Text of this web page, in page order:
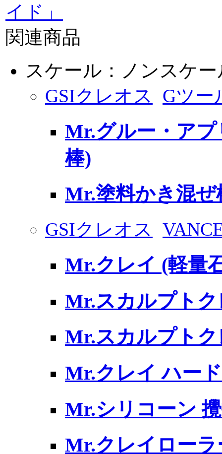
イド」
関連商品
スケール：ノンスケー
GSIクレオス
Gツー
Mr.グルー・アプ
棒)
Mr.塗料かき混ぜ
GSIクレオス
Mr.クレイ (軽量
Mr.スカルプト
Mr.スカルプト
Mr.クレイ ハー
Mr.シリコーン
Mr.クレイローラ